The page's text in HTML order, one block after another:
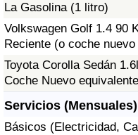
La Gasolina (1 litro)
Volkswagen Golf 1.4 90
Reciente (o coche
Toyota Corolla Sedán
Coche Nuevo
Servicios (Mensuales)
Básicos (Electricidad,